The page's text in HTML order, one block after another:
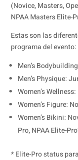
(Novice, Masters,
NPAA Masters Elite-
Estas son las
programa del evento:
Men’s
Men’s Physique:
Women’s
Women’s Figure:
Women’s Bikini:
Pro, NPAA Elite-
* Elite-Pro status